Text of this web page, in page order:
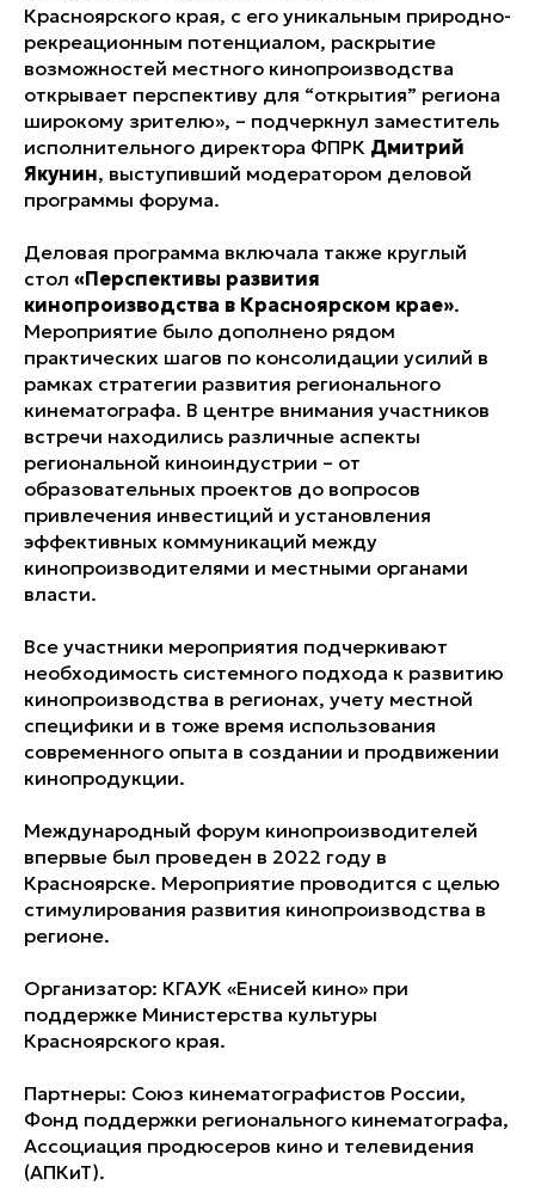
Красноярского края, с его уникальным природно-
рекреационным потенциалом, раскрытие
возможностей местного кинопроизводства
открывает перспективу для “открытия” региона
широкому зрителю», – подчеркнул заместитель
исполнительного директора ФПРК Дмитрий
Якунин, выступивший модератором деловой
программы форума.
Деловая программа включала также круглый
стол «Перспективы развития
кинопроизводства в Красноярском крае».
Мероприятие было дополнено рядом
практических шагов по консолидации усилий в
рамках стратегии развития регионального
кинематографа. В центре внимания участников
встречи находились различные аспекты
региональной киноиндустрии – от
образовательных проектов до вопросов
привлечения инвестиций и установления
эффективных коммуникаций между
кинопроизводителями и местными органами
власти.
Все участники мероприятия подчеркивают
необходимость системного подхода к развитию
кинопроизводства в регионах, учету местной
специфики и в тоже время использования
современного опыта в создании и продвижении
кинопродукции.
Международный форум кинопроизводителей
впервые был проведен в 2022 году в
Красноярске. Мероприятие проводится с целью
стимулирования развития кинопроизводства в
регионе.
Организатор: КГАУК «Енисей кино» при
поддержке Министерства культуры
Красноярского края.
Партнеры: Союз кинематографистов России,
Фонд поддержки регионального кинематографа,
Ассоциация продюсеров кино и телевидения
(АПКиТ).